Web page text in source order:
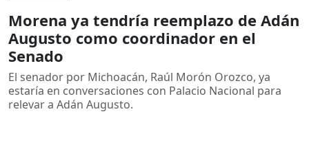
Morena ya tendría reemplazo de Adán
Augusto como coordinador en el
Senado
El senador por Michoacán, Raúl Morón Orozco, ya
estaría en conversaciones con Palacio Nacional para
relevar a Adán Augusto.